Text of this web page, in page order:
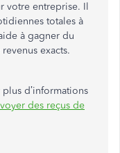
votre entreprise. Il
totales à
à gagner du
exacts.
d’informations
des reçus de